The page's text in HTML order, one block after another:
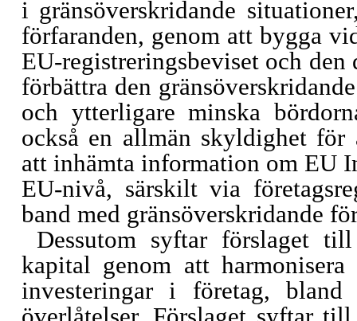
i gränsöverskridande
förfaranden, genom att bygga
EU-registreringsbeviset och
förbättra den
och ytterligare minska
också en allmän skyldighet
att inhämta information om EU
EU-nivå, särskilt via
band med gränsöverskridande
Dessutom syftar förslaget
kapital genom att
investeringar i företag,